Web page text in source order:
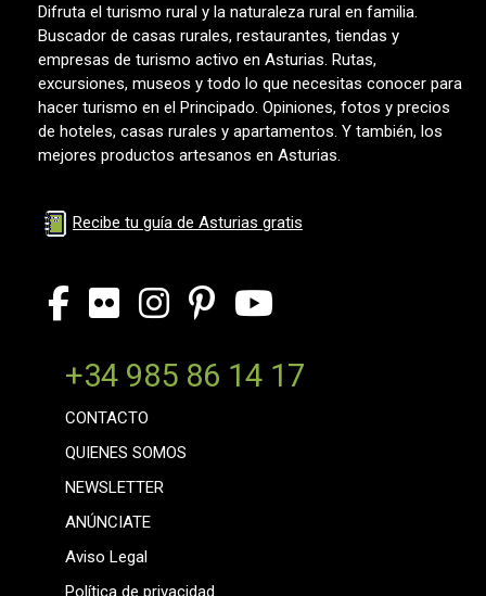
Difruta el turismo rural y la naturaleza rural en familia.
Buscador de casas rurales, restaurantes, tiendas y
empresas de turismo activo en Asturias. Rutas,
excursiones, museos y todo lo que necesitas conocer para
hacer turismo en el Principado. Opiniones, fotos y precios
de hoteles, casas rurales y apartamentos. Y también, los
mejores productos artesanos en Asturias.
Recibe tu guía de Asturias gratis
+34 985 86 14 17
CONTACTO
QUIENES SOMOS
NEWSLETTER
ANÚNCIATE
Aviso Legal
Política de privacidad